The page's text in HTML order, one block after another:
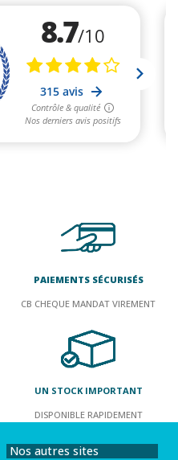
PAIEMENTS SÉCURISÉS
CB CHEQUE MANDAT VIREMENT
UN STOCK IMPORTANT
DISPONIBLE RAPIDEMENT
Nos autres sites